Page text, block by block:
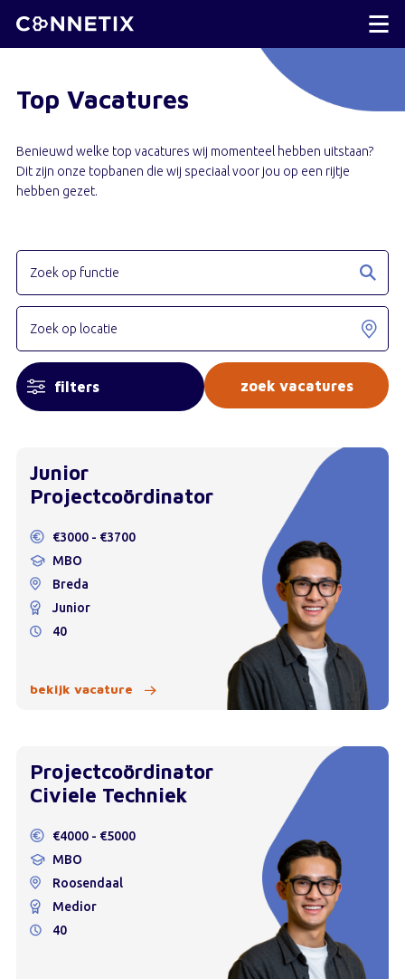
Top Vacatures
Benieuwd welke top vacatures wij momenteel hebben uitstaan?
Dit zijn onze topbanen die wij speciaal voor jou op een rijtje
hebben gezet.
filters
Junior
Projectcoördinator
€3000 - €3700
MBO
Breda
Junior
40
bekijk vacature
Projectcoördinator
Civiele Techniek
€4000 - €5000
MBO
Roosendaal
Medior
40